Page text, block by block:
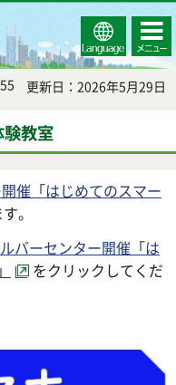
Select
Language
コンテ
ンツメ
ニュー
更新日：2026年5月29日
教室
催「はじめてのスマー
。
バーセンター開催「は
をクリックしてくだ